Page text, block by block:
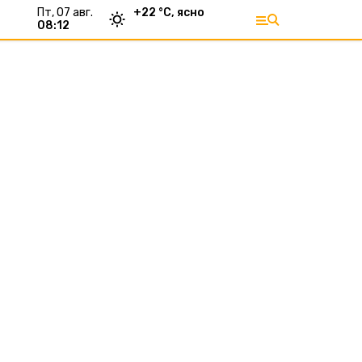
пт, 07 авг.
08:12
+22 °С, ясно